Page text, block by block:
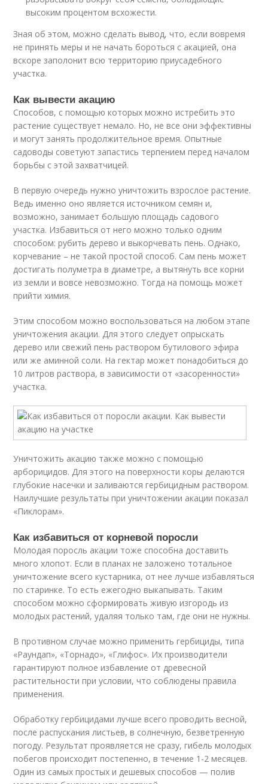
высоким процентом всхожести.
Зная об этом, можно сделать вывод, что, если вовремя
не принять меры и не начать бороться с акацией, она
вскоре заполонит всю территорию приусадебного
участка.
Как вывести акацию
Способов, с помощью которых можно истребить это
растение существует немало. Но, не все они эффективны
и могут занять продолжительное время. Опытные
садоводы советуют запастись терпением перед началом
борьбы с этой захватчицей.
В первую очередь нужно уничтожить взрослое растение.
Ведь именно оно является источником семян и,
возможно, занимает большую площадь садового
участка. Избавиться от него можно только одним
способом: рубить дерево и выкорчевать пень. Однако,
корчевание – не такой простой способ. Сам пень может
достигать полуметра в диаметре, а вытянуть все корни
из земли и вовсе невозможно. Тогда на помощь может
прийти химия.
Этим способом можно воспользоваться на любом этапе
уничтожения акации. Для этого следует опрыскать
дерево или свежий пень раствором бутилового эфира
или же аминной соли. На гектар может понадобиться до
10 литров раствора, в зависимости от «засоренности»
участка.
Уничтожить акацию также можно с помощью
арборицидов. Для этого на поверхности коры делаются
глубокие насечки и заливаются гербицидным раствором.
Наилучшие результаты при уничтожении акации показал
«Пиклорам».
Как избавиться от корневой поросли
Молодая поросль акации тоже способна доставить
много хлопот. Если в планах не заложено тотальное
уничтожение всего кустарника, от нее лучше избавляться
по старинке. То есть ежегодно выкапывать. Таким
способом можно сформировать живую изгородь из
молодых растений, удаляя только там, где они не нужны.
В противном случае можно применить гербициды, типа
«Раундап», «Торнадо», «Глифос». Их производители
гарантируют полное избавление от древесной
растительности при условии, что соблюдены правила
применения.
Обработку гербицидами лучше всего проводить весной,
после распускания листьев, в солнечную, безветренную
погоду. Результат проявляется не сразу, гибель молодых
побегов происходит постепенно, в течение 1-2 месяцев.
Один из самых простых и дешевых способов — полив